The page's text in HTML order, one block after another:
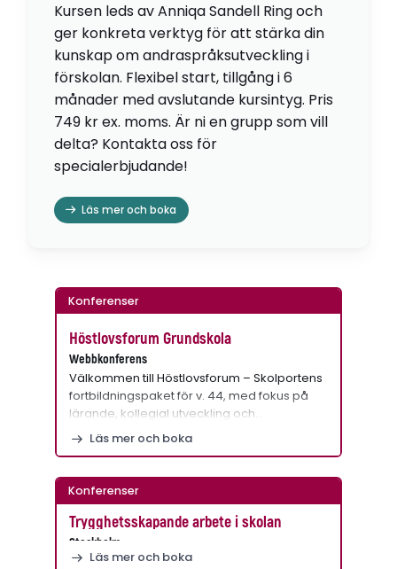
Kursen leds av Anniqa Sandell Ring och
ger konkreta verktyg för att stärka din
kunskap om andraspråksutveckling i
förskolan. Flexibel start, tillgång i 6
månader med avslutande kursintyg. Pris
749 kr ex. moms. Är ni en grupp som vill
delta? Kontakta oss för
specialerbjudande!
Läs mer och boka
Konferenser
Höstlovsforum Grundskola
Webbkonferens
Välkommen till Höstlovsforum – Skolportens
fortbildningspaket för v. 44, med fokus på
lärande, kollegial utveckling och…
Läs mer och boka
Konferenser
Trygghetsskapande arbete i skolan
Stockholm
Läs mer och boka